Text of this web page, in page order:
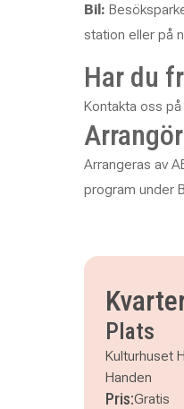
Bil:
station eller på
Har du
Kontakta oss på
Arrangeras av
program under
Plats
Kulturhuset
Handen
Pris:Gratis